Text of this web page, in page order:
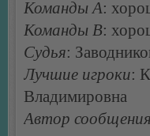
Команды А:
Команды В:
Судья:
Лучшие игроки:
Владимировна
Автор сообщения